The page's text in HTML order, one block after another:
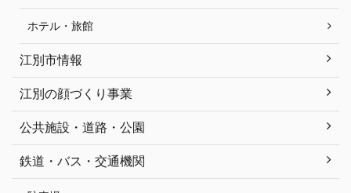
ホテル・旅館
江別市情報
江別の顔づくり事業
公共施設・道路・公園
鉄道・バス・交通機関